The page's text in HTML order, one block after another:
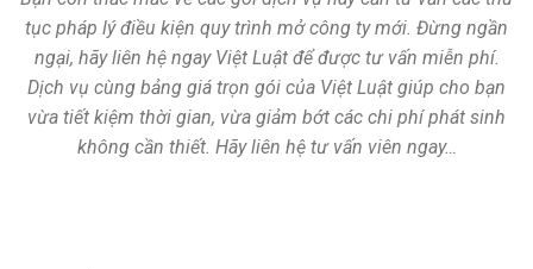
tục pháp lý điều kiện quy trình mở công ty mới. Đừng ngần
ngại, hãy liên hệ ngay Việt Luật để được tư vấn miễn phí.
Dịch vụ cùng bảng giá trọn gói của Việt Luật giúp cho bạn
vừa tiết kiệm thời gian, vừa giảm bớt các chi phí phát sinh
không cần thiết. Hãy liên hệ tư vấn viên ngay…